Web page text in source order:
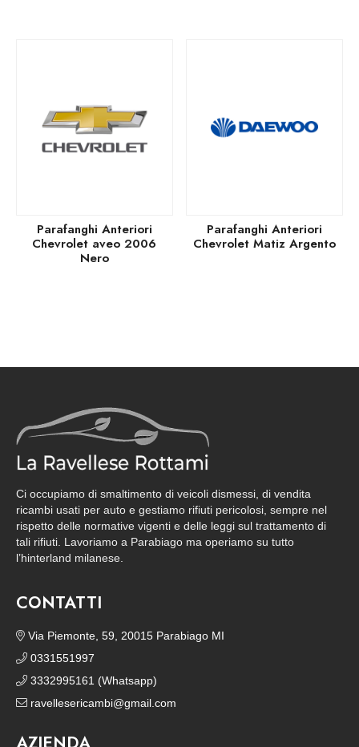
Parafanghi Anteriori
Chevrolet aveo 2006
Nero
Parafanghi Anteriori
Chevrolet Matiz Argento
Ci occupiamo di smaltimento di veicoli dismessi, di vendita
ricambi usati per auto e gestiamo rifiuti pericolosi, sempre nel
rispetto delle normative vigenti e delle leggi sul trattamento di
tali rifiuti. Lavoriamo a Parabiago ma operiamo su tutto
l’hinterland milanese.
CONTATTI
Via Piemonte, 59, 20015 Parabiago MI
0331551997
3332995161 (Whatsapp)
ravellesericambi@gmail.com